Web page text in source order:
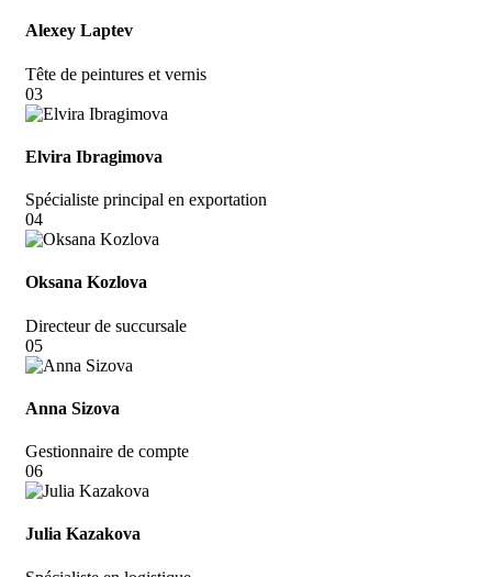
Alexey Laptev
Tête de peintures et vernis
03
Elvira Ibragimova
Spécialiste principal en exportation
04
Oksana Kozlova
Directeur de succursale
05
Anna Sizova
Gestionnaire de compte
06
Julia Kazakova